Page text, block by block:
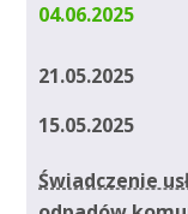
04.06.2025
21.05.2025
15.05.2025
Świadczenie